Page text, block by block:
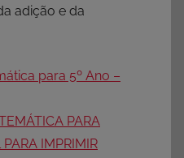
adição e da
para 5º Ano –
PARA
IMPRIMIR